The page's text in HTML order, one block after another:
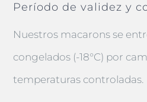
Período de validez y
Nuestros macarons se
congelados (-18°C) por
temperaturas controladas.